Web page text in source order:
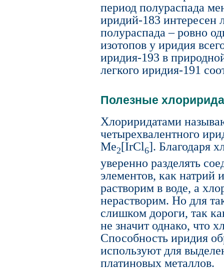
период полураспада
иридий-183 интересен
полураспада – ровно
изотопов у иридия
иридия-193 в
легкого иридия-191
Полезные
Хлориридатами
четырехвалентного
Me2[IrCl6]. Благодаря
уверенно разделять
элементов, как натрий
растворим в воде, а
нерастворим. Но для
слишком дороги, так
не значит однако, что
Способность иридия
используют для
платиновых металлов.